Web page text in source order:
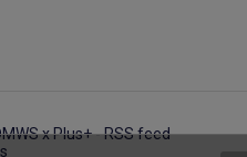
xPlus+-RSS feed